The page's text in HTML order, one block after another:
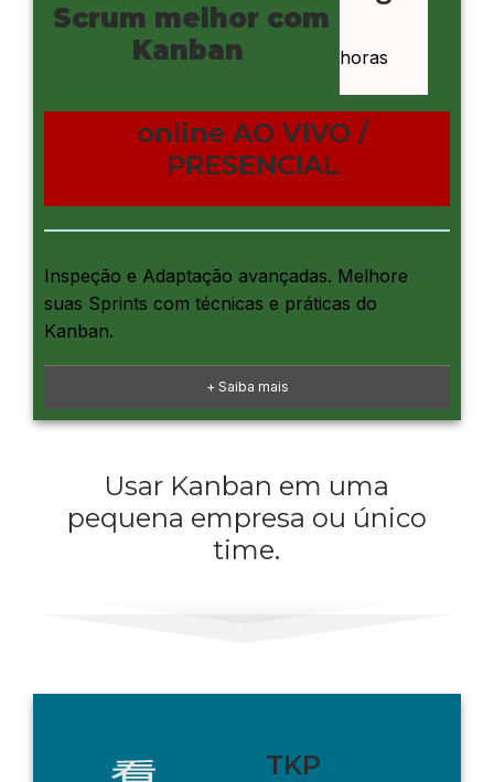
Scrum melhor com
Kanban
horas
online AO VIVO /
PRESENCIAL
Inspeção e Adaptação avançadas. Melhore
suas Sprints com técnicas e práticas do
Kanban.
+ Saiba mais
Usar Kanban em uma
pequena empresa ou único
time.
TKP